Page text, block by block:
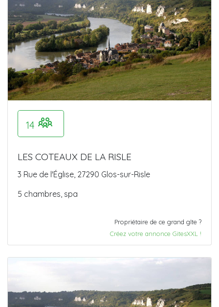
14
LES COTEAUX DE LA RISLE
3 Rue de l'Église, 27290 Glos-sur-Risle
5 chambres, spa
Propriétaire de ce grand gîte ?
Créez votre annonce GitesXXL !